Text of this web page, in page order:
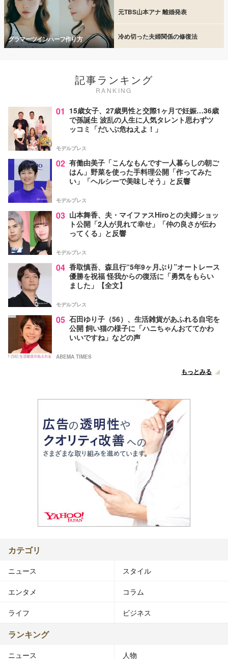
グラマーツインハーフ作り方
元TBS山本アナ 離婚発表
冷め切った夫婦関係の修復法
記事ランキング
RANKING
01 15歳女子、27歳男性と交際1ヶ月で妊娠…36歳
で孫誕生 波乱の人生に人気タレント思わずツ
ッコミ「だいぶ危ねえよ！」
モデルプレス
02 有働由美子「こんなもんです一人暮らしの朝ご
はん」野菜を使った手料理公開「作ってみた
い」「ヘルシーで美味しそう」と反響
モデルプレス
03 山本舞香、夫・マイファスHiroとの夫婦ショッ
ト公開「2人が見れて幸せ」「仲の良さが伝わ
ってくる」と反響
モデルプレス
04 香取慎吾、森且行“5年9ヶ月ぶり”オートレース
優勝を祝福 怪我からの復活に「勇気をもらい
ました」【全文】
モデルプレス
05 石田ゆり子（56）、生活雑貨があふれる自宅を
公開 飼い猫の様子に「ハニちゃんおててかわ
いいですね」などの声
ABEMA TIMES
もっとみる
カテゴリ
ニュース スタイル
エンタメ コラム
ライフ ビジネス
ランキング
ニュース 人物